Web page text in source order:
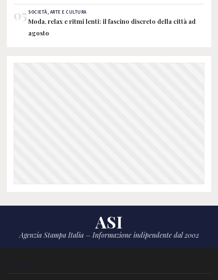
05 SOCIETÀ, ARTE E CULTURA
Moda, relax e ritmi lenti: il fascino discreto della città ad
agosto
ASI
Agenzia Stampa Italia – Informazione indipendente dal 2002
CHI SIAMO